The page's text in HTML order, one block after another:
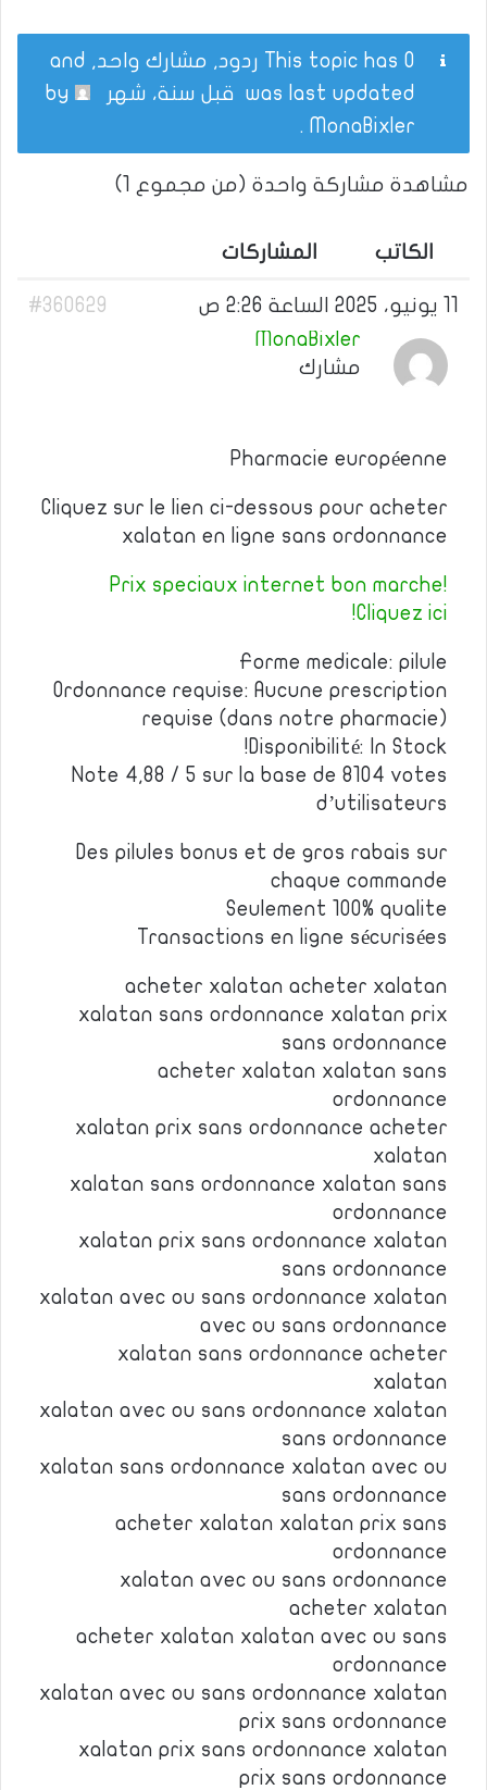
This topic has 0 ردود, مشارك واحد, and
was last updated قبل سنة، شهر
MonaBixler
.
مشاهدة مشاركة واحدة (من مجموع 1)
الكاتب المشاركات
#360629
MonaBixler
مشارك
Pharmacie européenne
Cliquez sur le lien ci-dessous pour acheter
xalatan en ligne sans ordonnance
Prix speciaux internet bon marche!
Cliquez ici!
Forme medicale: pilule
Ordonnance requise: Aucune prescription
requise (dans notre pharmacie)
Disponibilité: In Stock!
Note 4,88 / 5 sur la base de 8104 votes
d’utilisateurs
Des pilules bonus et de gros rabais sur
chaque commande
Seulement 100% qualite
Transactions en ligne sécurisées
acheter xalatan acheter xalatan
xalatan sans ordonnance xalatan prix
sans ordonnance
acheter xalatan xalatan sans
ordonnance
xalatan prix sans ordonnance acheter
xalatan
xalatan sans ordonnance xalatan sans
ordonnance
xalatan prix sans ordonnance xalatan
sans ordonnance
xalatan avec ou sans ordonnance xalatan
avec ou sans ordonnance
xalatan sans ordonnance acheter
xalatan
xalatan avec ou sans ordonnance xalatan
sans ordonnance
xalatan sans ordonnance xalatan avec ou
sans ordonnance
acheter xalatan xalatan prix sans
ordonnance
xalatan avec ou sans ordonnance
acheter xalatan
acheter xalatan xalatan avec ou sans
ordonnance
xalatan avec ou sans ordonnance xalatan
prix sans ordonnance
xalatan prix sans ordonnance xalatan
prix sans ordonnance